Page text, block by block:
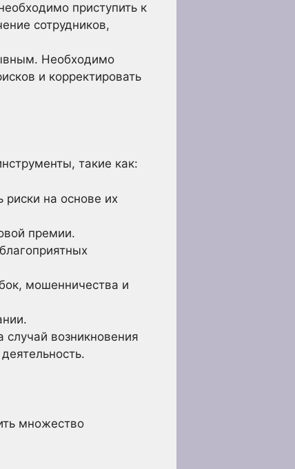
приступить к
сотрудников,
Необходимо
и корректировать
такие как:
риски на основе их
премии.
мошенничества и
случай возникновения
множество